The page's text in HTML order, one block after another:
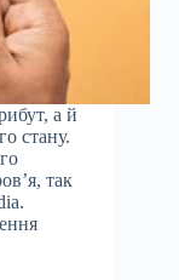
а й
стану.
так